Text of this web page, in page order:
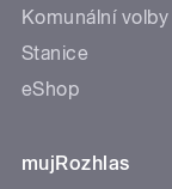
Komunální volby
Stanice
eShop
mujRozhlas